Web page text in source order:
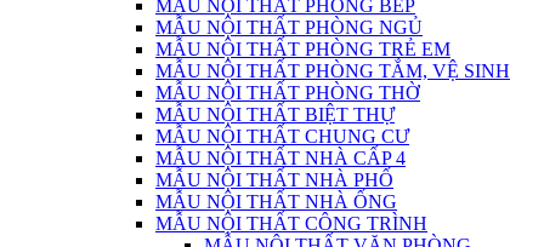
MẪU NỘI THẤT PHÒNG BẾP
MẪU NỘI THẤT PHÒNG NGỦ
MẪU NỘI THẤT PHÒNG TRẺ EM
MẪU NỘI THẤT PHÒNG TẮM, VỆ SINH
MẪU NỘI THẤT PHÒNG THỜ
MẪU NỘI THẤT BIỆT THỰ
MẪU NỘI THẤT CHUNG CƯ
MẪU NỘI THẤT NHÀ CẤP 4
MẪU NỘI THẤT NHÀ PHỐ
MẪU NỘI THẤT NHÀ ỐNG
MẪU NỘI THẤT CÔNG TRÌNH